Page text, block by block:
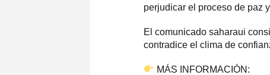
perjudicar el proceso de paz
El comunicado saharaui
contradice el clima de
MÁS INFORMACIÓN: